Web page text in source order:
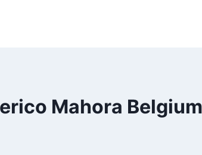
Mahora Belgium